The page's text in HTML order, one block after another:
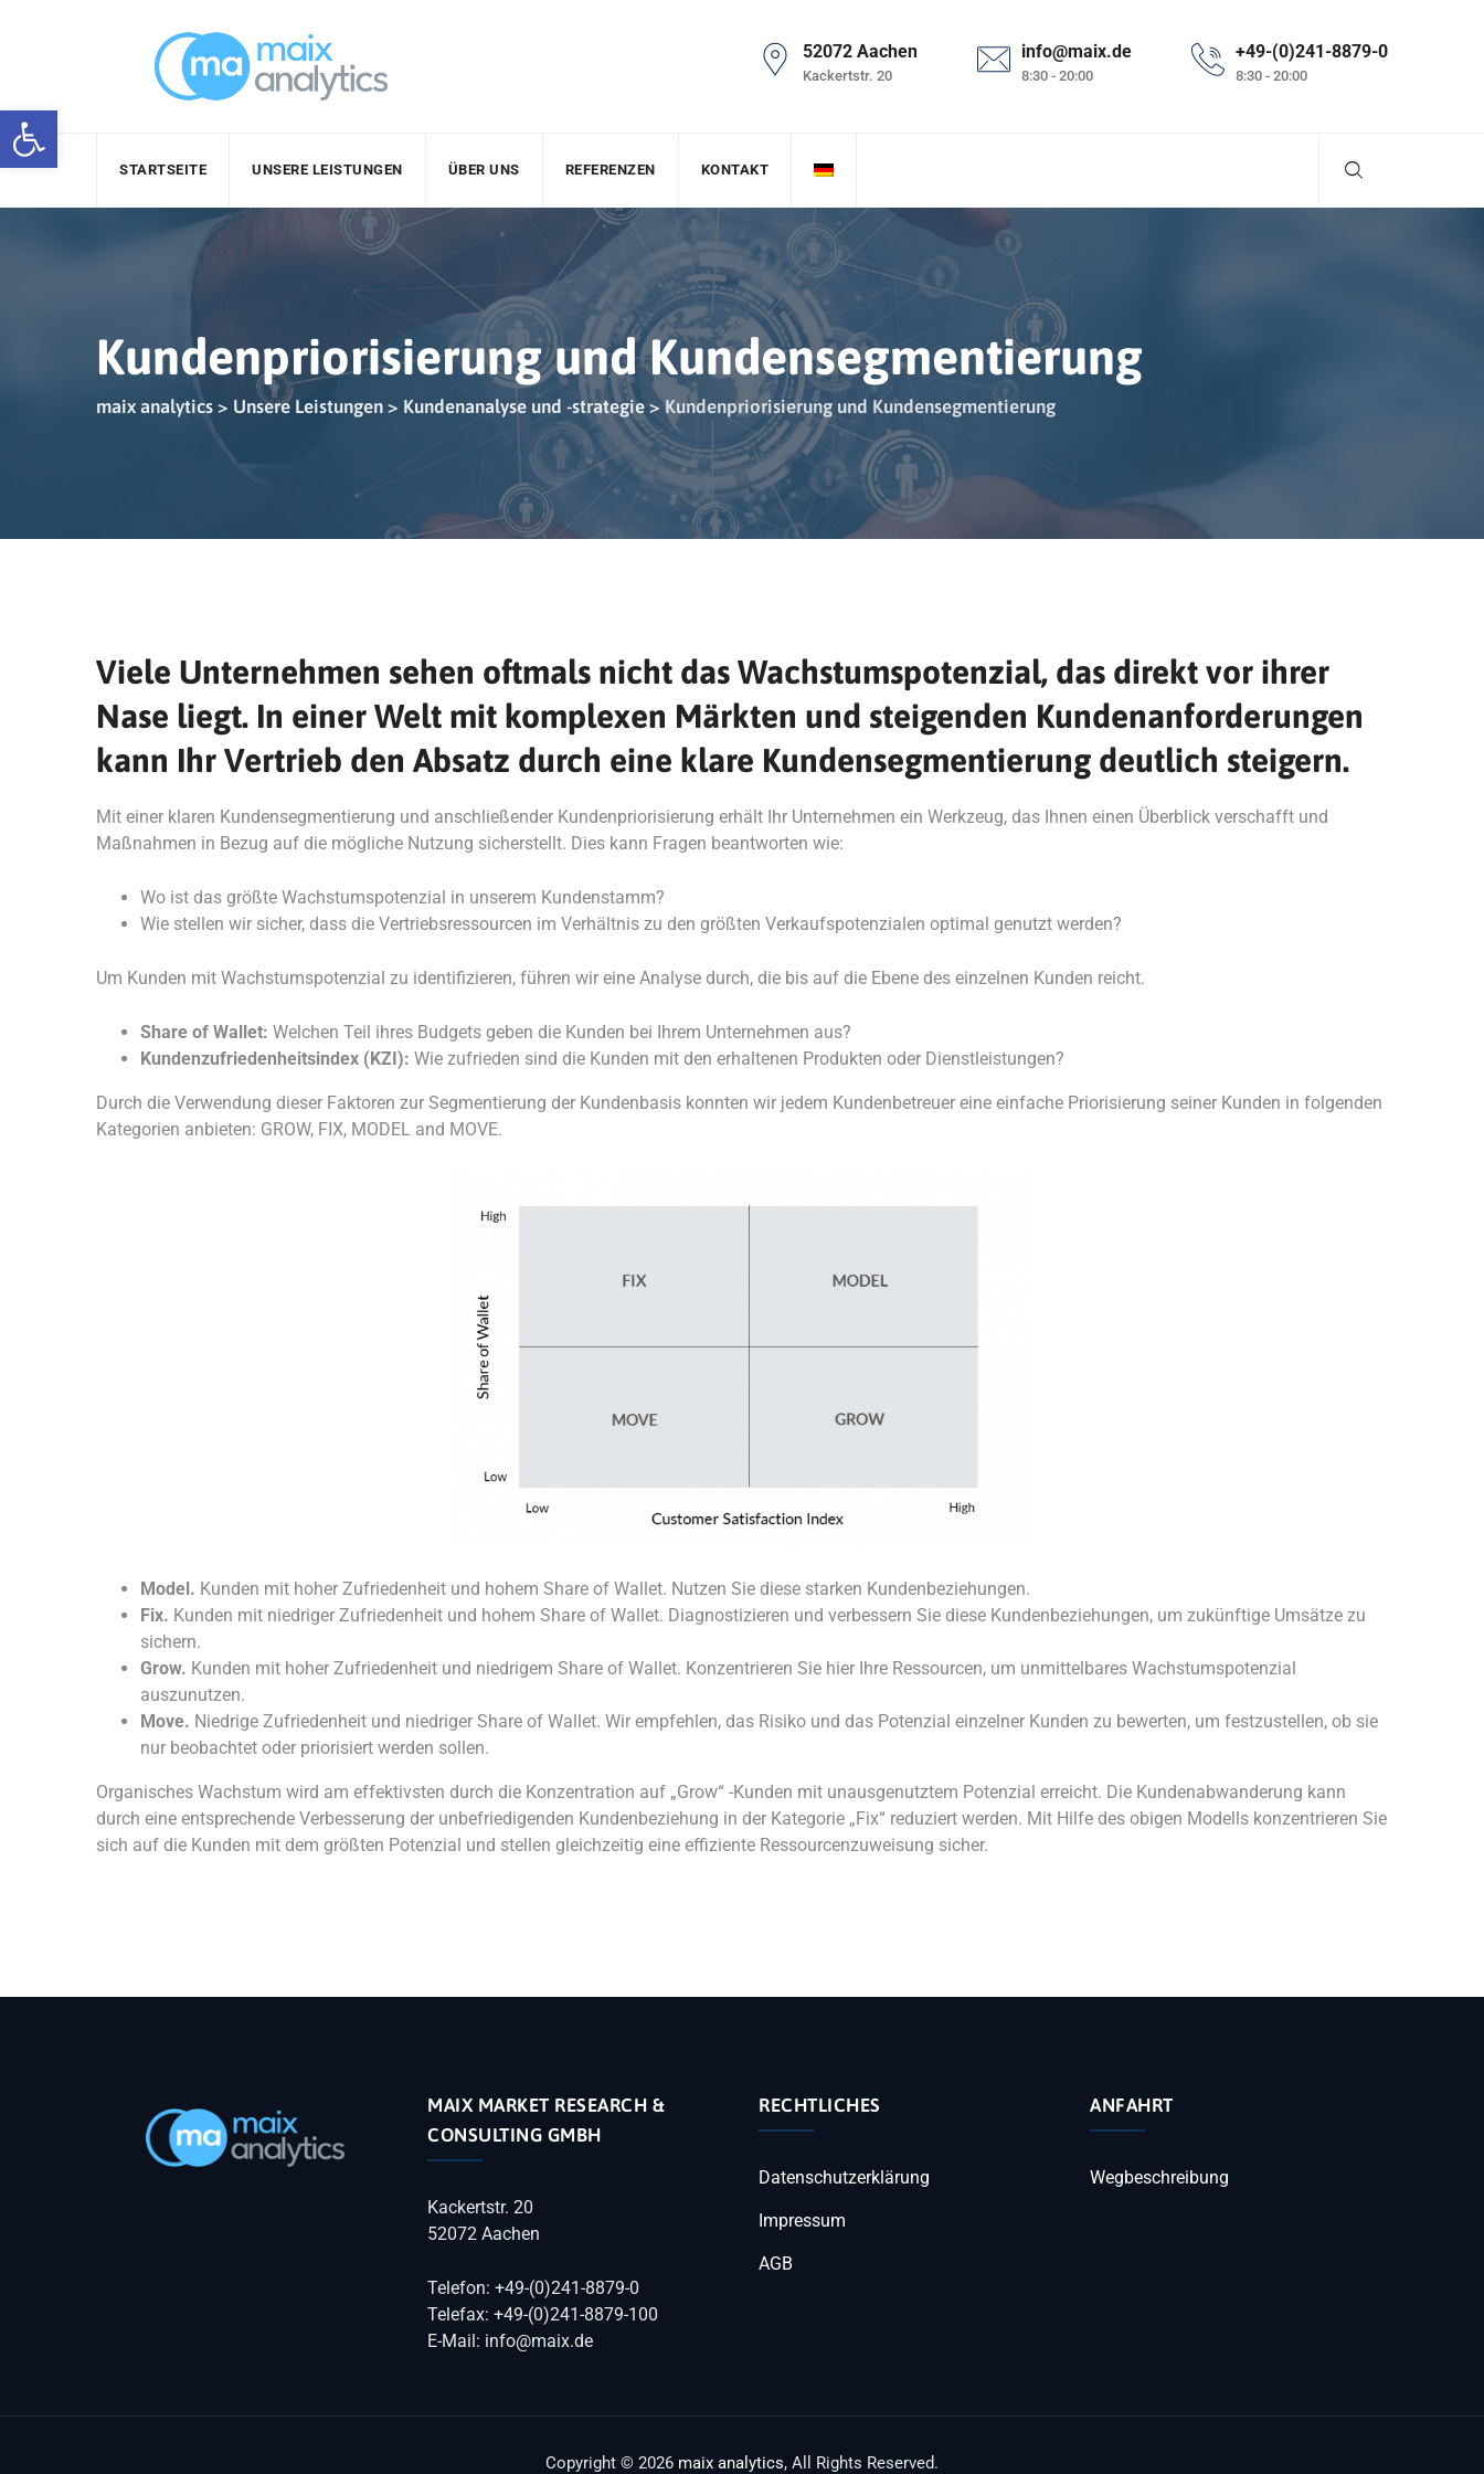
Werkzeugleiste öffnen
52072 Aachen
Kackertstr. 20
info@maix.de
8:30 - 20:00
+49-(0)241-8879-0
8:30 - 20:00
STARTSEITE UNSERE LEISTUNGEN ÜBER UNS REFERENZEN KONTAKT
Kundenpriorisierung und Kundensegmentierung
maix analytics > Unsere Leistungen > Kundenanalyse und -strategie>Kundenpriorisierung und Kundensegmentierung
Viele Unternehmen sehen oftmals nicht das Wachstumspotenzial, das direkt vor ihrer
Nase liegt. In einer Welt mit komplexen Märkten und steigenden Kundenanforderungen
kann Ihr Vertrieb den Absatz durch eine klare Kundensegmentierung deutlich steigern.
Mit einer klaren Kundensegmentierung und anschließender Kundenpriorisierung erhält Ihr Unternehmen ein Werkzeug, das Ihnen einen Überblick verschafft und
Maßnahmen in Bezug auf die mögliche Nutzung sicherstellt. Dies kann Fragen beantworten wie:
Wo ist das größte Wachstumspotenzial in unserem Kundenstamm?
Wie stellen wir sicher, dass die Vertriebsressourcen im Verhältnis zu den größten Verkaufspotenzialen optimal genutzt werden?
Um Kunden mit Wachstumspotenzial zu identifizieren, führen wir eine Analyse durch, die bis auf die Ebene des einzelnen Kunden reicht.
Share of Wallet: Welchen Teil ihres Budgets geben die Kunden bei Ihrem Unternehmen aus?
Kundenzufriedenheitsindex (KZI): Wie zufrieden sind die Kunden mit den erhaltenen Produkten oder Dienstleistungen?
Durch die Verwendung dieser Faktoren zur Segmentierung der Kundenbasis konnten wir jedem Kundenbetreuer eine einfache Priorisierung seiner Kunden in folgenden
Kategorien anbieten: GROW, FIX, MODEL and MOVE.
Model. Kunden mit hoher Zufriedenheit und hohem Share of Wallet. Nutzen Sie diese starken Kundenbeziehungen.
Fix. Kunden mit niedriger Zufriedenheit und hohem Share of Wallet. Diagnostizieren und verbessern Sie diese Kundenbeziehungen, um zukünftige Umsätze zu
sichern.
Grow. Kunden mit hoher Zufriedenheit und niedrigem Share of Wallet. Konzentrieren Sie hier Ihre Ressourcen, um unmittelbares Wachstumspotenzial
auszunutzen.
Move. Niedrige Zufriedenheit und niedriger Share of Wallet. Wir empfehlen, das Risiko und das Potenzial einzelner Kunden zu bewerten, um festzustellen, ob sie
nur beobachtet oder priorisiert werden sollen.
Organisches Wachstum wird am effektivsten durch die Konzentration auf „Grow“ -Kunden mit unausgenutztem Potenzial erreicht. Die Kundenabwanderung kann
durch eine entsprechende Verbesserung der unbefriedigenden Kundenbeziehung in der Kategorie „Fix“ reduziert werden. Mit Hilfe des obigen Modells konzentrieren Sie
sich auf die Kunden mit dem größten Potenzial und stellen gleichzeitig eine effiziente Ressourcenzuweisung sicher.
MAIX MARKET RESEARCH &
CONSULTING GMBH
Kackertstr. 20
52072 Aachen
Telefon: +49-(0)241-8879-0
Telefax: +49-(0)241-8879-100
E-Mail: info@maix.de
RECHTLICHES
Datenschutzerklärung
Impressum
AGB
ANFAHRT
Wegbeschreibung
Copyright © 2026 maix analytics, All Rights Reserved.